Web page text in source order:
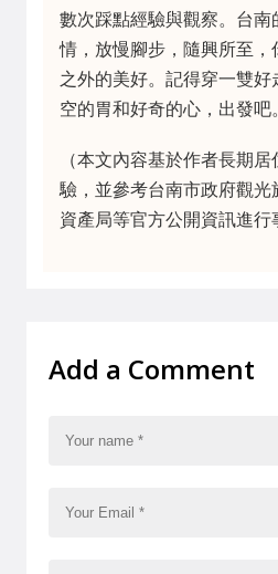
數次踩點經驗與觀察。台南
情，放慢腳步，隨興所至，
之外的美好。記得穿一雙好
空的胃和好奇的心，出發吧
（本文內容基於作者長期
驗，並參考台南市政府觀光
資產局等官方公開資訊進行
Add a Comment